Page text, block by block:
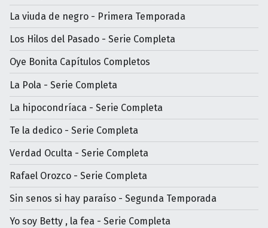
La viuda de negro - Primera Temporada
Los Hilos del Pasado - Serie Completa
Oye Bonita Capítulos Completos
La Pola - Serie Completa
La hipocondríaca - Serie Completa
Te la dedico - Serie Completa
Verdad Oculta - Serie Completa
Rafael Orozco - Serie Completa
Sin senos si hay paraíso - Segunda Temporada
Yo soy Betty , la fea - Serie Completa